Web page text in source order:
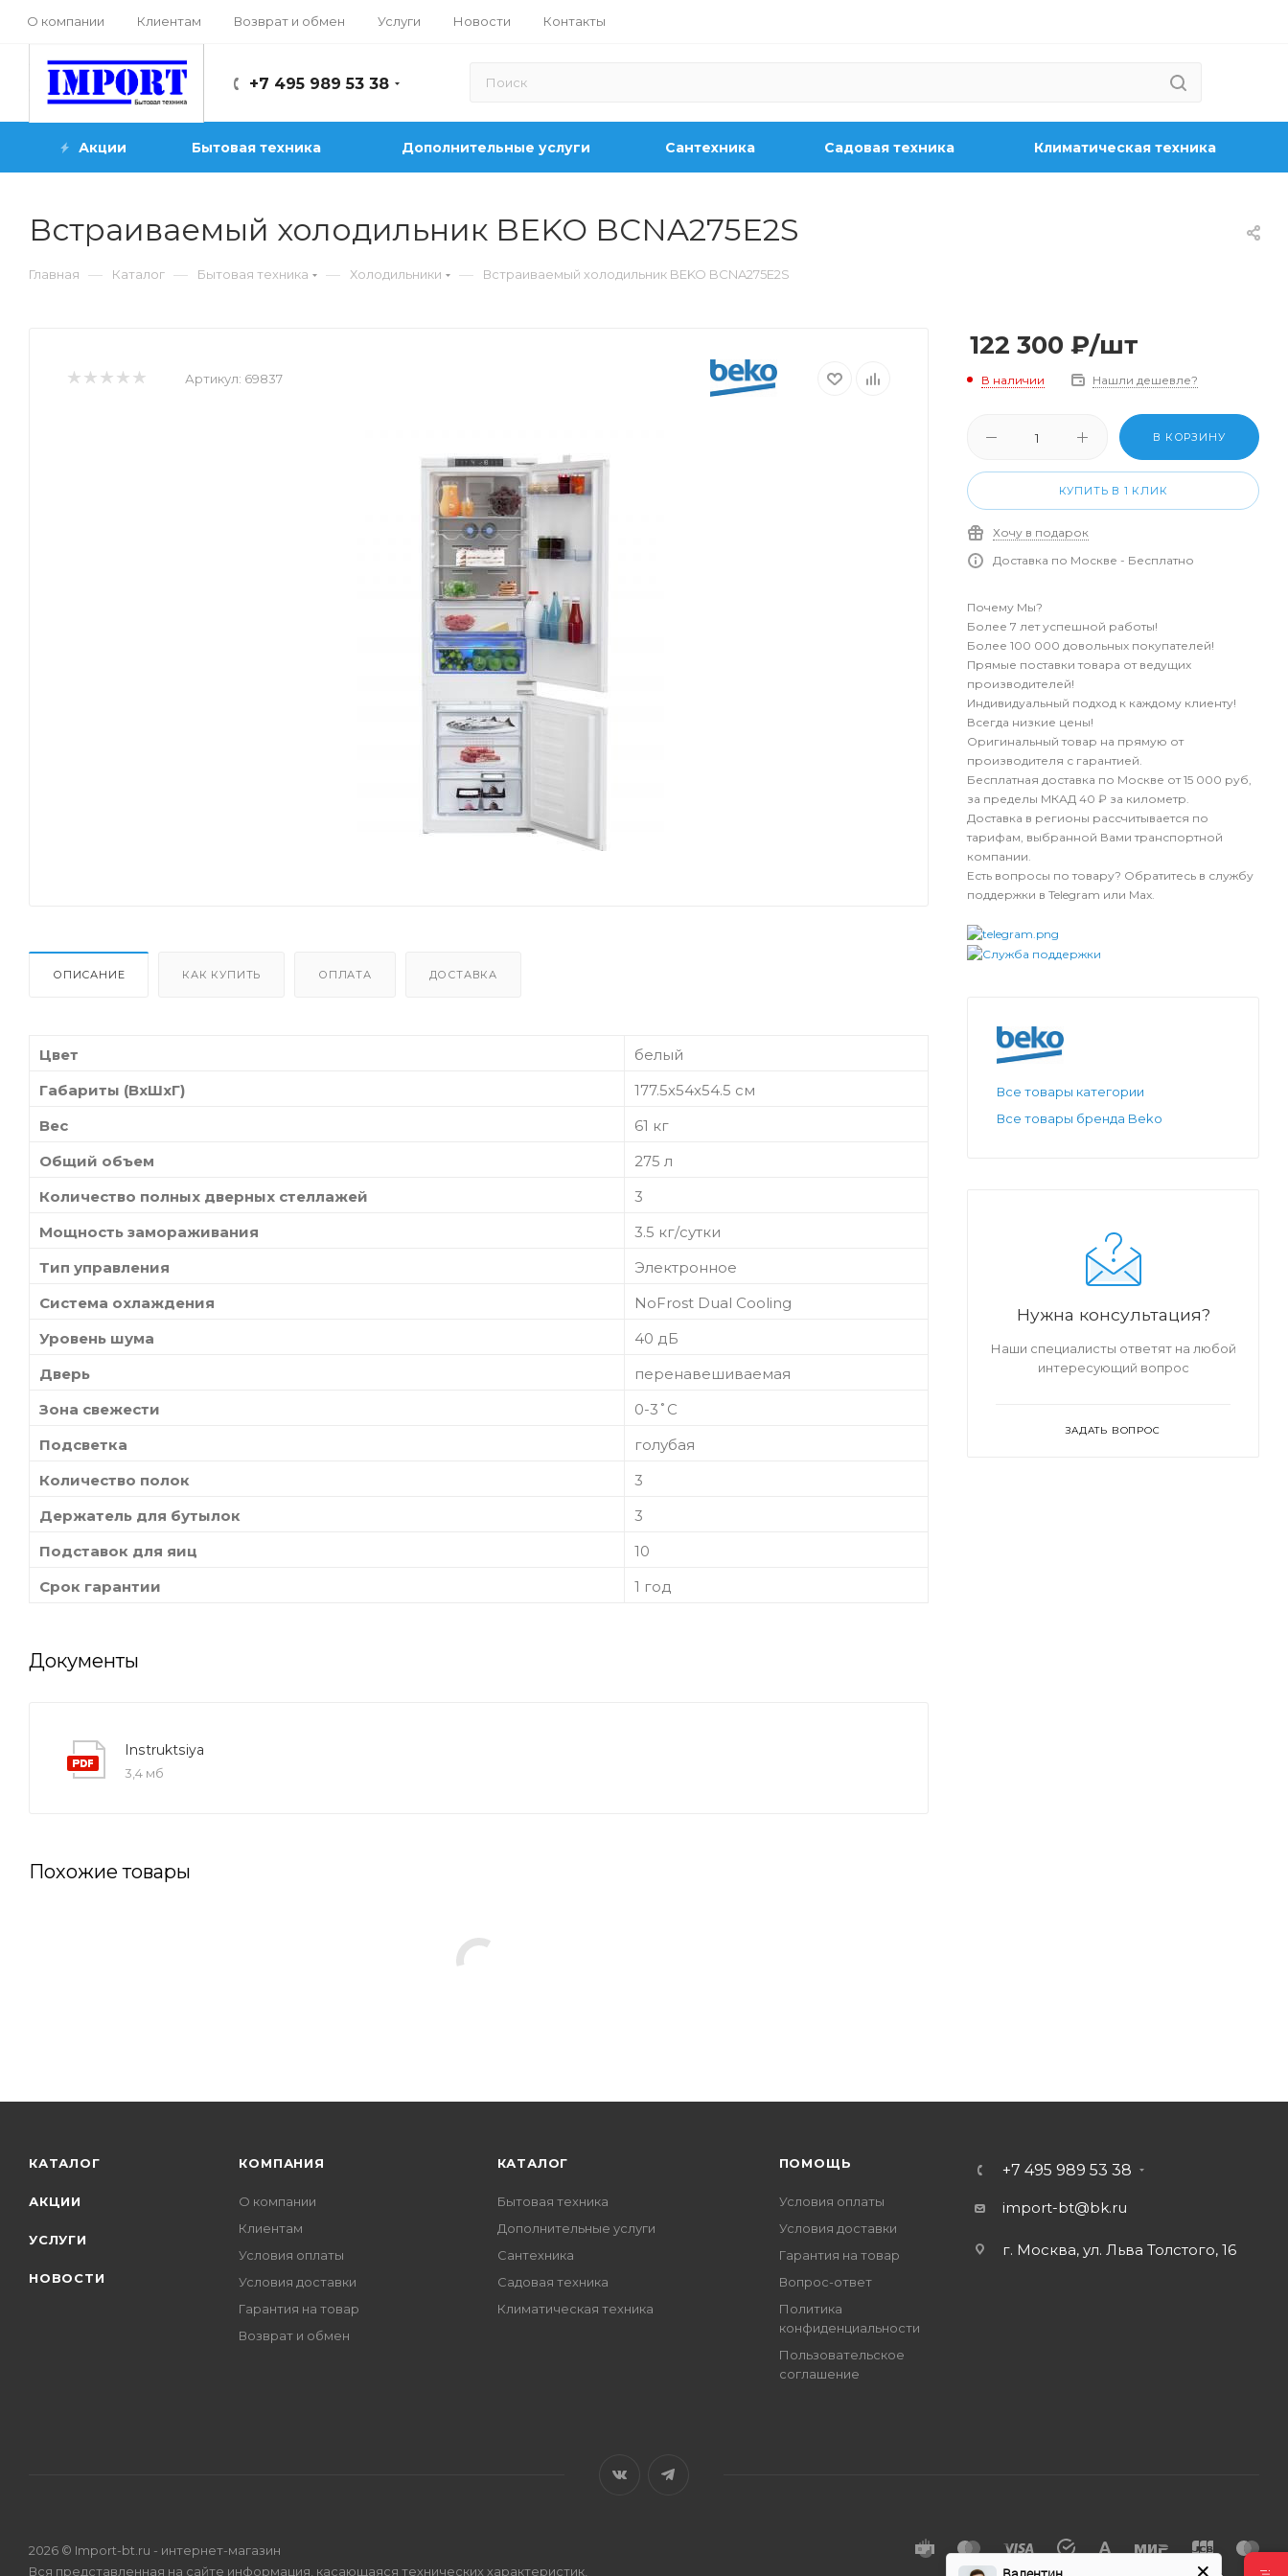
О компании Клиентам Возврат и обмен Услуги Новости Контакты
+7 495 989 53 38
Акции Бытовая техника Дополнительные услуги Сантехника Садовая техника Климатическая техника
Встраиваемый холодильник BEKO BCNA275E2S
Главная — Каталог — Бытовая техника — Холодильники — Встраиваемый холодильник BEKO BCNA275E2S
Артикул: 69837
ОПИСАНИЕ КАК КУПИТЬ ОПЛАТА ДОСТАВКА
Цвет
белый
Габариты (ВхШхГ)
177.5х54х54.5 см
Вес
61 кг
Общий объем
275 л
Количество полных дверных стеллажей
3
Мощность замораживания
3.5 кг/сутки
Тип управления
Электронное
Система охлаждения
NoFrost Dual Cooling
Уровень шума
40 дБ
Дверь
перенавешиваемая
Зона свежести
0-3˚C
Подсветка
голубая
Количество полок
3
Держатель для бутылок
3
Подставок для яиц
10
Срок гарантии
1 год
Документы
Instruktsiya
3,4 мб
Похожие товары
122 300 ₽/шт
В наличии Нашли дешевле?
В КОРЗИНУ
КУПИТЬ В 1 КЛИК
Хочу в подарок
Доставка по Москве - Бесплатно
Почему Мы?
Более 7 лет успешной работы!
Более 100 000 довольных покупателей!
Прямые поставки товара от ведущих
производителей!
Индивидуальный подход к каждому клиенту!
Всегда низкие цены!
Оригинальный товар на прямую от
производителя с гарантией.
Бесплатная доставка по Москве от 15 000 руб,
за пределы МКАД 40 ₽ за километр.
Доставка в регионы рассчитывается по
тарифам, выбранной Вами транспортной
компании.
Есть вопросы по товару? Обратитесь в службу
поддержки в Telegram или Max.
Все товары категории
Все товары бренда Beko
Нужна консультация?
Наши специалисты ответят на любой
интересующий вопрос
ЗАДАТЬ ВОПРОС
КАТАЛОГ
АКЦИИ
УСЛУГИ
НОВОСТИ
КОМПАНИЯ
О компании
Клиентам
Условия оплаты
Условия доставки
Гарантия на товар
Возврат и обмен
КАТАЛОГ
Бытовая техника
Дополнительные услуги
Сантехника
Садовая техника
Климатическая техника
ПОМОЩЬ
Условия оплаты
Условия доставки
Гарантия на товар
Вопрос-ответ
Политика
конфиденциальности
Пользовательское
соглашение
+7 495 989 53 38
import-bt@bk.ru
г. Москва, ул. Льва Толстого, 16
2026 © Import-bt.ru - интернет-магазин
Вся представленная на сайте информация, касающаяся технических характеристик,